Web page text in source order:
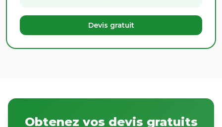
Devis gratuit
Obtenez vos devis gratuits